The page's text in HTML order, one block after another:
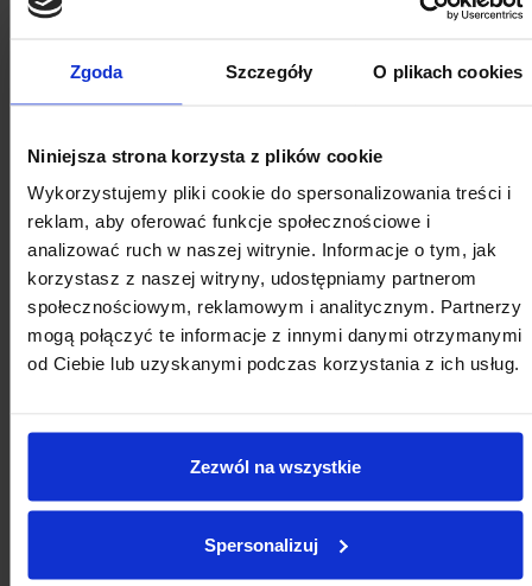
Zgoda Szczegóły O plikach cookies
Niniejsza strona korzysta z plików cookie
Wykorzystujemy pliki cookie do spersonalizowania treści i
reklam, aby oferować funkcje społecznościowe i
analizować ruch w naszej witrynie. Informacje o tym, jak
korzystasz z naszej witryny, udostępniamy partnerom
społecznościowym, reklamowym i analitycznym. Partnerzy
mogą połączyć te informacje z innymi danymi otrzymanymi
od Ciebie lub uzyskanymi podczas korzystania z ich usług.
Zezwól na wszystkie
Spersonalizuj
30
31 3 5 6